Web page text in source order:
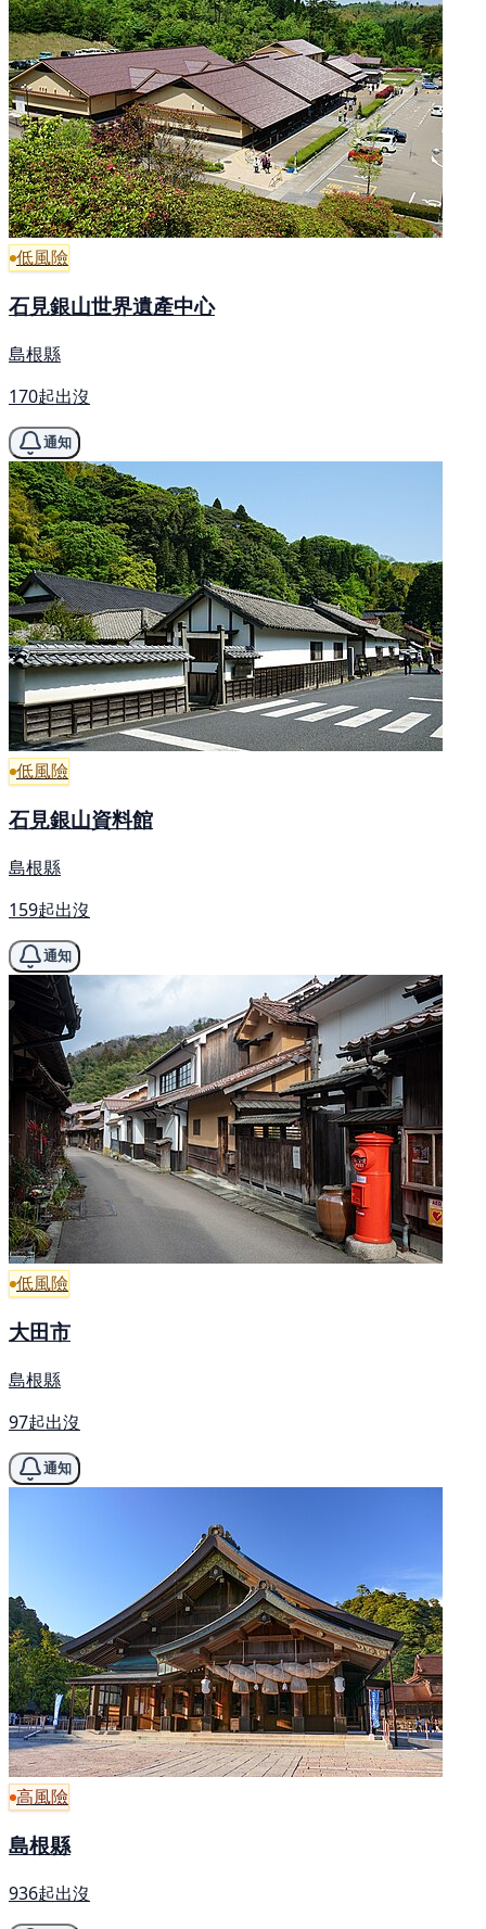
低風險
石見銀山世界遺產中心
島根縣
170起出沒
通知
低風險
石見銀山資料館
島根縣
159起出沒
通知
低風險
大田市
島根縣
97起出沒
通知
高風險
島根縣
936起出沒